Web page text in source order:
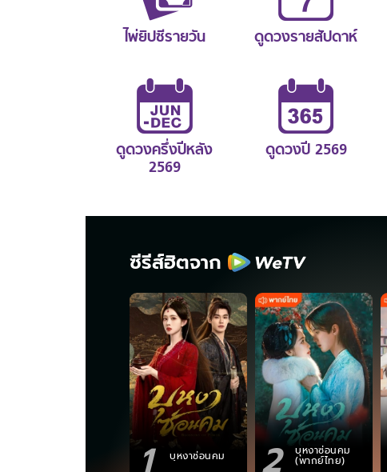
ไพ่ยิปซีรายวัน ดูดวงรายสัปดาห์
ดูดวงครึ่งปีหลัง
2569
ดูดวงปี 2569
ซีรีส์ฮิตจาก
1 บุหงาซ่อนคม 2 บุหงาซ่อนคม
(พากย์ไทย)